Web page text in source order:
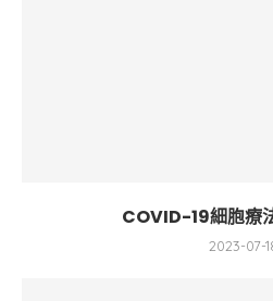
COVID-19細胞療
2023-07-